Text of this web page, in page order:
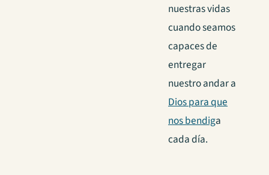
nuestras vidas
cuando seamos
capaces de
entregar
nuestro andar a
Dios para que
nos bendiga
cada día.